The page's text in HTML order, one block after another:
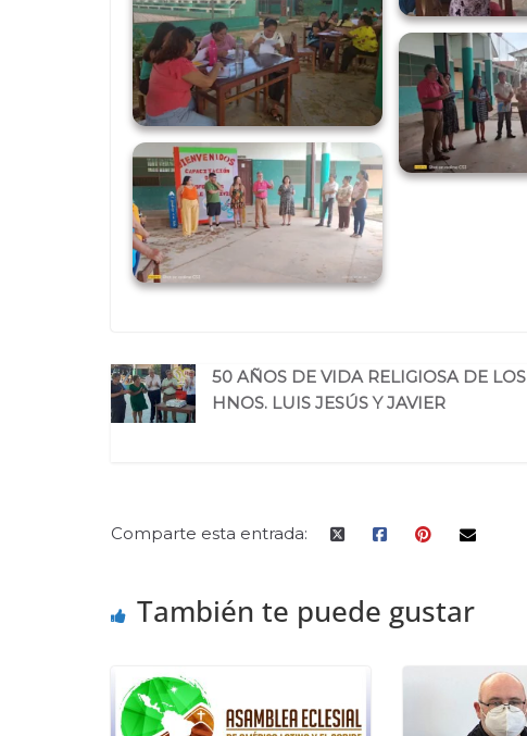
50 AÑOS DE VIDA RELIGIOSA DE LOS
HNOS. LUIS JESÚS Y JAVIER
Comparte esta entrada:
También te puede gustar